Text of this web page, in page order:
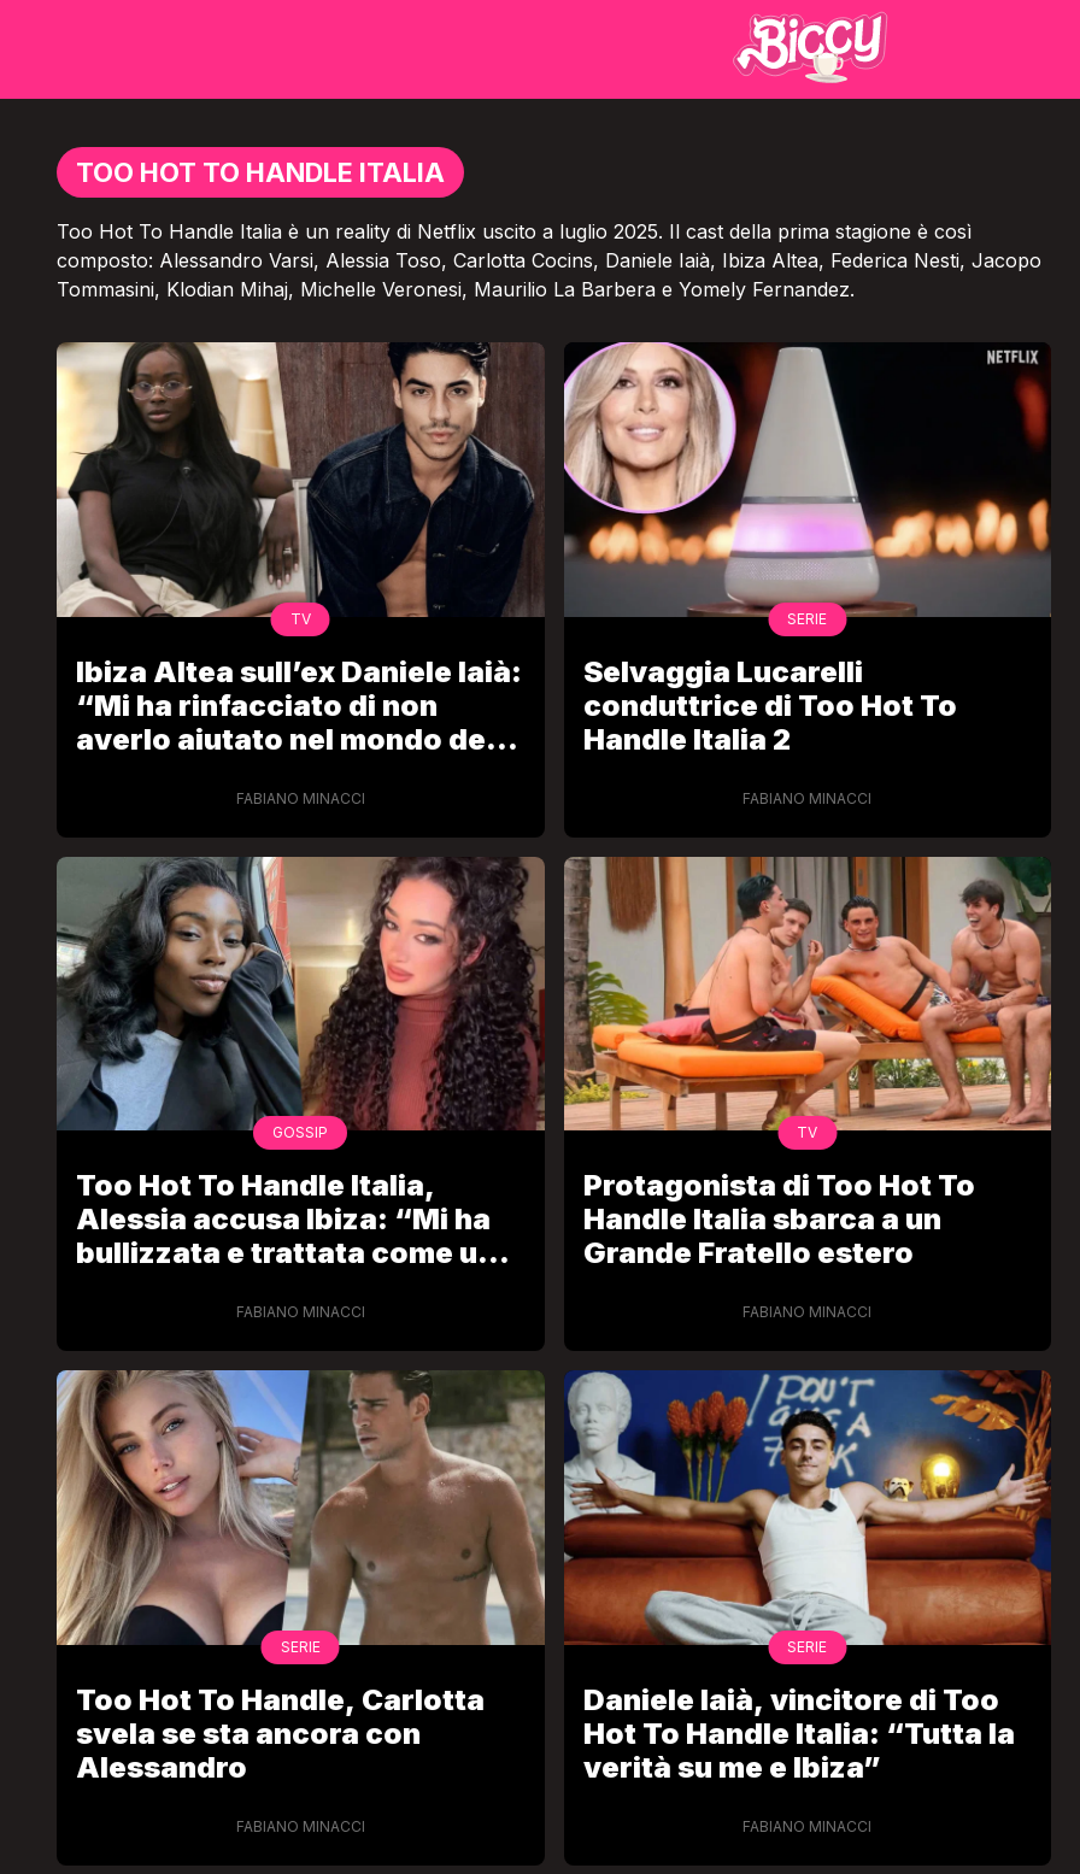
TOO HOT TO HANDLE ITALIA
Too Hot To Handle Italia è un reality di Netflix uscito a luglio 2025. Il cast della prima stagione è così
composto: Alessandro Varsi, Alessia Toso, Carlotta Cocins, Daniele Iaià, Ibiza Altea, Federica Nesti, Jacopo
Tommasini, Klodian Mihaj, Michelle Veronesi, Maurilio La Barbera e Yomely Fernandez.
TV
Ibiza Altea sull’ex Daniele Iaià:
“Mi ha rinfacciato di non
averlo aiutato nel mondo dello
FABIANO MINACCI
SERIE
Selvaggia Lucarelli
conduttrice di Too Hot To
Handle Italia 2
FABIANO MINACCI
GOSSIP
Too Hot To Handle Italia,
Alessia accusa Ibiza: “Mi ha
bullizzata e trattata come uno
malissimo”FABIANO MINACCI
TV
Protagonista di Too Hot To
Handle Italia sbarca a un
Grande Fratello estero
FABIANO MINACCI
SERIE
Too Hot To Handle, Carlotta
svela se sta ancora con
Alessandro
FABIANO MINACCI
SERIE
Daniele Iaià, vincitore di Too
Hot To Handle Italia: “Tutta la
verità su me e Ibiza”
FABIANO MINACCI
Bambola Star, la festa di
compleanno con tutte le grandi
dive compie 15 anni: il video
completo
FABIANO MINACCI
VIRAL
Camilla Milanesi lascia tutto:
“Addio cike mie, siete state una
grande famiglia per me”
FABIANO MINACCI